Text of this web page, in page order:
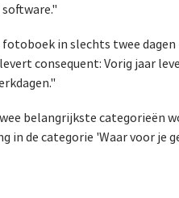
in slechts twee
consequent: Vorig jaar
belangrijkste categorieën
in de categorie 'Waar voor je